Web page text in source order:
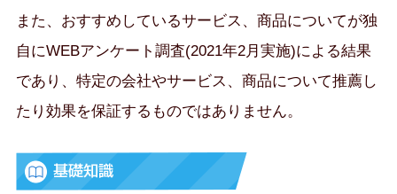
また、おすすめしているサービス、商品についてが独
自にWEBアンケート調査(2021年2月実施)による結果
であり、特定の会社やサービス、商品について推薦し
たり効果を保証するものではありません。